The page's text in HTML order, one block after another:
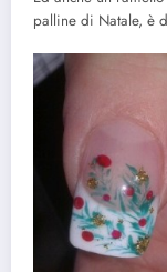
palline di Natale, è